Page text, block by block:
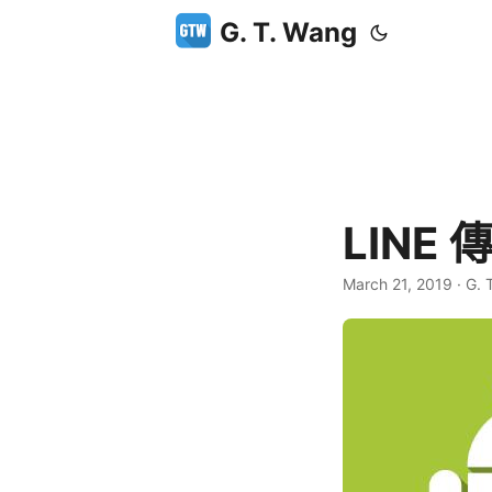
G. T. Wang
LINE
March 21, 2019 · G.